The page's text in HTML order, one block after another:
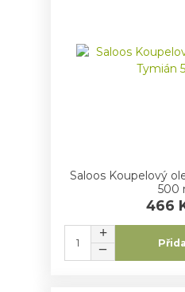
Saloos Koupelový
500
466